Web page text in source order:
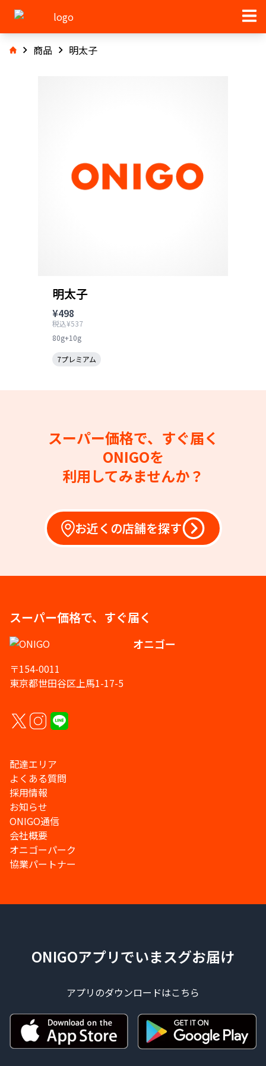
商品 明太子
明太子
¥498
税込¥537
80g+10g
7プレミアム
スーパー価格で、すぐ届く
ONIGOを
利用してみませんか？
お近くの店舗を探す
スーパー価格で、すぐ届く
オニゴー
〒154-0011
東京都世田谷区上馬1-17-5
配達エリア
よくある質問
採用情報
お知らせ
ONIGO通信
会社概要
オニゴーパーク
協業パートナー
ONIGOアプリでいまスグお届け
アプリのダウンロードはこちら